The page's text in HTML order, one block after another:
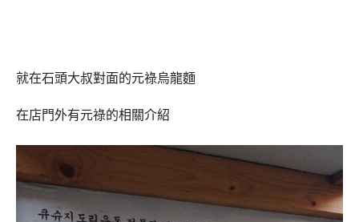
就在石頭大叔對面的元祿烏龍麵
在店門外有元祿的相關介紹